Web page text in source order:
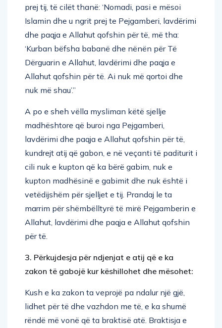
prej tij, të cilët thanë: ‘Nomadi, pasi e mësoi
Islamin dhe u ngrit prej te Pejgamberi, lavdërimi
dhe paqja e Allahut qofshin për të, më tha:
‘Kurban bëfsha babanë dhe nënën për Të
Dërguarin e Allahut, lavdërimi dhe paqja e
Allahut qofshin për të. Ai nuk më qortoi dhe
nuk më shau’.”
A po e sheh vëlla mysliman këtë sjellje
madhështore që buroi nga Pejgamberi,
lavdërimi dhe paqja e Allahut qofshin për të,
kundrejt atij që gabon, e në veçanti të paditurit i
cili nuk e kupton që ka bërë gabim, nuk e
kupton madhësinë e gabimit dhe nuk është i
vetëdijshëm për sjelljet e tij. Prandaj le ta
marrim për shëmbëlltyrë të mirë Pejgamberin e
Allahut, lavdërimi dhe paqja e Allahut qofshin
për të.
3. Përkujdesja për ndjenjat e atij që e ka
zakon të gabojë kur këshillohet dhe mësohet:
Kush e ka zakon ta veprojë pa ndalur një gjë,
lidhet për të dhe vazhdon me të, e ka shumë
rëndë më vonë që ta braktisë atë. Braktisja e